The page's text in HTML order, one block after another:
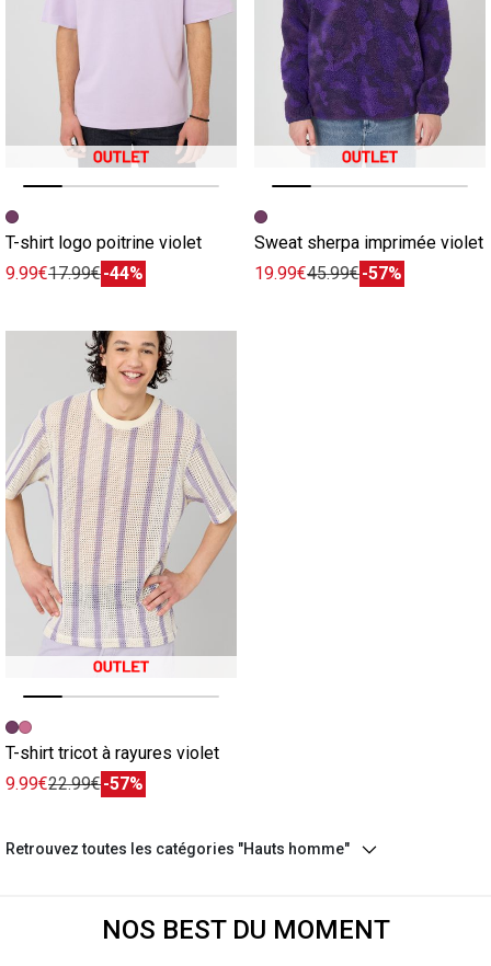
Image précédente
Image suivante
T-shirt logo poitrine violet
9.99€17.99€-44%
Image précédente
Image suivante
Sweat sherpa imprimée violet
19.99€45.99€-57%
Image précédente
Image suivante
T-shirt tricot à rayures violet
9.99€22.99€-57%
Retrouvez toutes les catégories "Hauts homme"
NOS BEST DU MOMENT